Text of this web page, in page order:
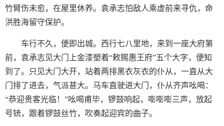
竹臂伤未愈，在屋里休养。袁承志怕敌人乘虚前来寻仇，命
洪胜海留守保护。
车行不久，便即出城。西行七八里地，来到一座大府第
前，袁承志见大门上金漆塑着“敕赐惠王府”五个大字，便知
到了。只见大门大开，站着两排黑衣灰衣的仆从，一直从大
门排了进去，气派甚大。马车直驶进大门，仆从齐声吆喝：
“恭迎贵客光临！”吆喝甫毕，锣鼓响起，嘭嘭嘭三声，放起
号铳，跟着锣鼓丝竹，吹奏起迎宾的曲子。